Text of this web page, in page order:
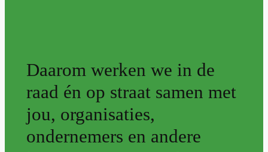
Daarom werken we in de
raad én op straat samen met
jou, organisaties,
ondernemers en andere